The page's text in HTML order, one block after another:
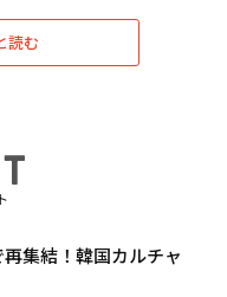
読む
集結！韓国カルチャ